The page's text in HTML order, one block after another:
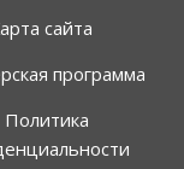
64%
сайта
программа
Политика